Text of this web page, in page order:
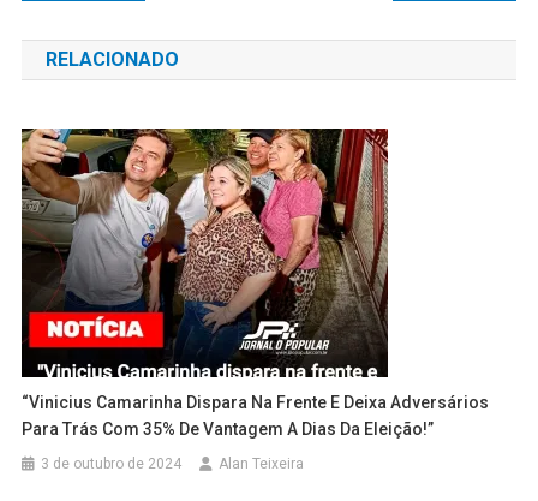
de
Post
RELACIONADO
“Vinicius Camarinha Dispara Na Frente E Deixa Adversários
Para Trás Com 35% De Vantagem A Dias Da Eleição!”
3 de outubro de 2024 Alan Teixeira